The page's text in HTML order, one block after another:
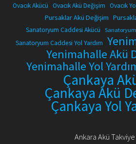
Ovacık Akücü Ovacık Akü Değişim Ovacık
Pursaklar Akü Değişim
Sanatoryum Caddesi Akücü
Sanatoryum Caddesi Yol Yardım
Yenimahalle Akü
Yenimahalle Yol
Çankaya
Çankaya Akü
Çankaya Yol
Ankara Akü Takviye